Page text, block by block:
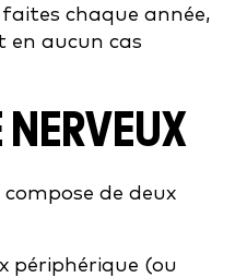
chaque année,
en aucun cas
NERVEUX
compose de deux
périphérique (ou